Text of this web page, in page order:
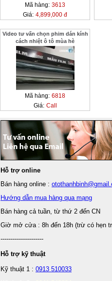
Mã hàng: 3613
Giá: 4,899,000 đ
Video tư vấn chọn phim dán kính
cách nhiệt ô tô mùa hè
Mã hàng: 6818
Giá: Call
Hỗ trợ online
Bán hàng online :
Hướng dẫn mua hàng qua mạng
Bán hàng cả tuần, từ thứ 2 đến CN
Giờ mở cửa : 8h đến 18h (trừ có hẹn
----------------------
Hỗ trợ kỹ thuật
Kỹ thuật 1 : 0913 510033